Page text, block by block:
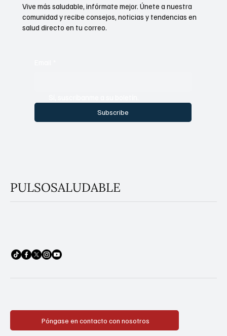
Subscribe
Vive más saludable, infórmate mejor. Únete a nuestra
comunidad y recibe consejos, noticias y tendencias en
salud directo en tu correo.
PULSOSALUDABLE
Póngase en contacto con nosotros